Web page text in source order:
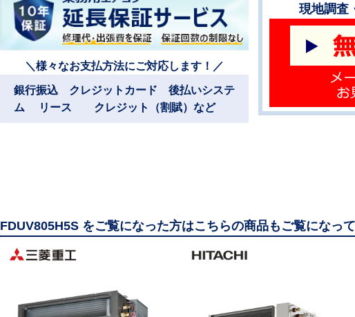
＼様々なお支払方法にご対応します！／
銀行振込 クレジットカード 後払いシステ
ム リース クレジット（割賦）など
現地調査
FDUV805H5S をご覧になった方はこちらの商品もご覧になっ